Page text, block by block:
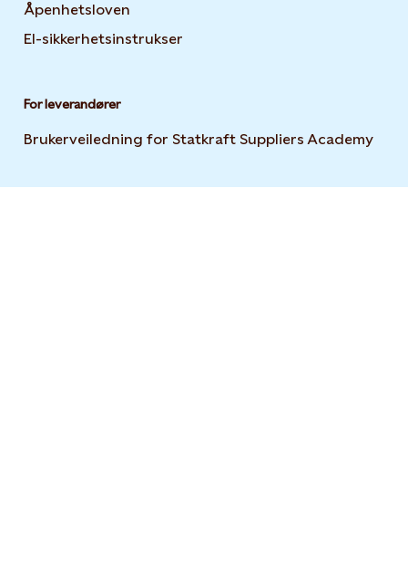
Åpenhetsloven
El-sikkerhetsinstrukser
For leverandører
Brukerveiledning for Statkraft Suppliers Academy